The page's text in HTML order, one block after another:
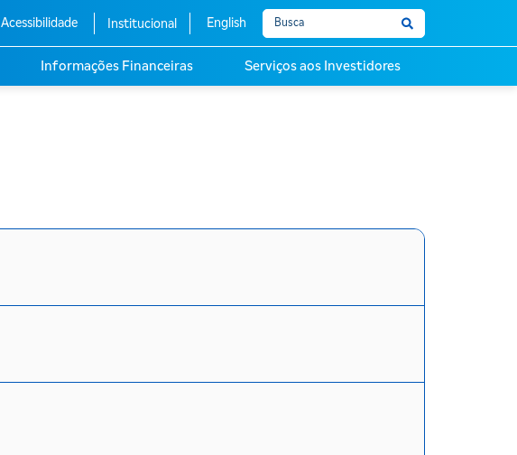
Acessibilidade Institucional English
Informações Financeiras Serviços aos Investidores